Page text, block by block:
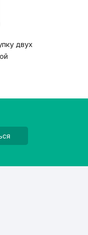
двух